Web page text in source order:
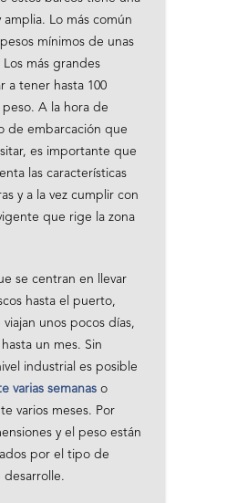
amplia. Lo más común
mínimos de unas
Los más grandes
a tener hasta 100
A la hora de
de embarcación que
es importante que
las características
y a la vez cumplir con
que rige la zona
se centran en llevar
hasta el puerto,
unos pocos días,
un mes. Sin
industrial es posible
varias semanas o
varios meses. Por
y el peso están
por el tipo de
desarrolle.